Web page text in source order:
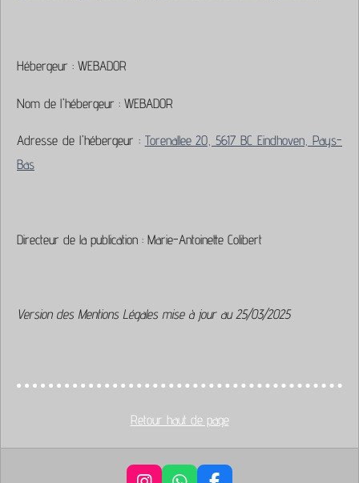
Hébergeur : WEBADOR
Nom de l'hébergeur : WEBADOR
Adresse de l'hébergeur : Torenallee 20, 5617 BC Eindhoven, Pays-
Bas
Directeur de la publication : Marie-Antoinette Colibert
Version des Mentions Légales mise à jour au 25/03/2025
Retour haut de page